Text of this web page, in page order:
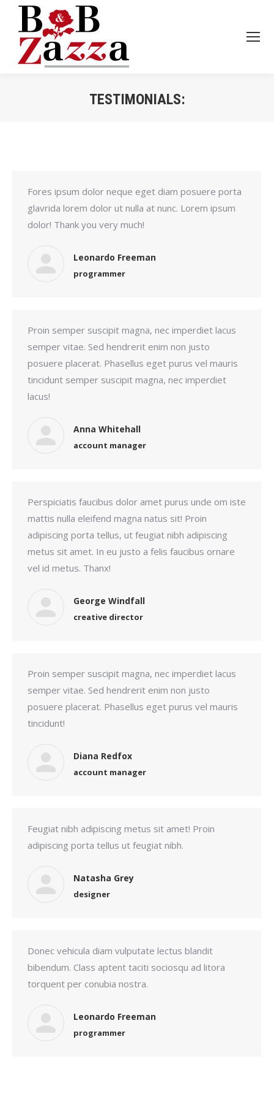
TESTIMONIALS:
Fores ipsum dolor neque eget diam posuere porta
glavrida lorem dolor ut nulla at nunc. Lorem ipsum
dolor! Thank you very much!
Leonardo Freeman
programmer
Proin semper suscipit magna, nec imperdiet lacus
semper vitae. Sed hendrerit enim non justo
posuere placerat. Phasellus eget purus vel mauris
tincidunt semper suscipit magna, nec imperdiet
lacus!
Anna Whitehall
account manager
Perspiciatis faucibus dolor amet purus unde om iste
mattis nulla eleifend magna natus sit! Proin
adipiscing porta tellus, ut feugiat nibh adipiscing
metus sit amet. In eu justo a felis faucibus ornare
vel id metus. Thanx!
George Windfall
creative director
Proin semper suscipit magna, nec imperdiet lacus
semper vitae. Sed hendrerit enim non justo
posuere placerat. Phasellus eget purus vel mauris
tincidunt!
Diana Redfox
account manager
Feugiat nibh adipiscing metus sit amet! Proin
adipiscing porta tellus ut feugiat nibh.
Natasha Grey
designer
Donec vehicula diam vulputate lectus blandit
bibendum. Class aptent taciti sociosqu ad litora
torquent per conubia nostra.
Leonardo Freeman
programmer